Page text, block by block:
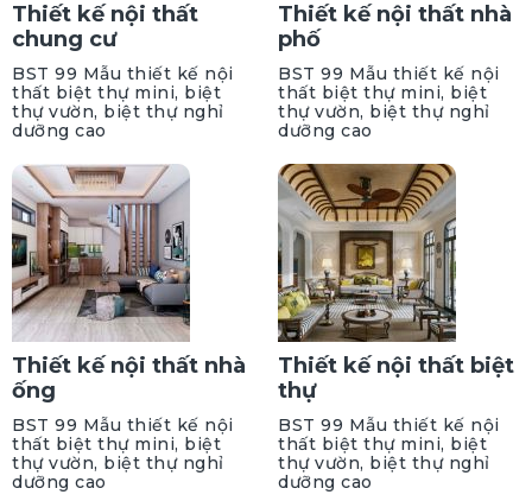
Thiết kế nội thất
chung cư
BST 99 Mẫu thiết kế nội
thất biệt thự mini, biệt
thự vườn, biệt thự nghỉ
dưỡng cao
Thiết kế nội thất nhà
phố
BST 99 Mẫu thiết kế nội
thất biệt thự mini, biệt
thự vườn, biệt thự nghỉ
dưỡng cao
Thiết kế nội thất nhà
ống
BST 99 Mẫu thiết kế nội
thất biệt thự mini, biệt
thự vườn, biệt thự nghỉ
dưỡng cao
Thiết kế nội thất biệt
thự
BST 99 Mẫu thiết kế nội
thất biệt thự mini, biệt
thự vườn, biệt thự nghỉ
dưỡng cao